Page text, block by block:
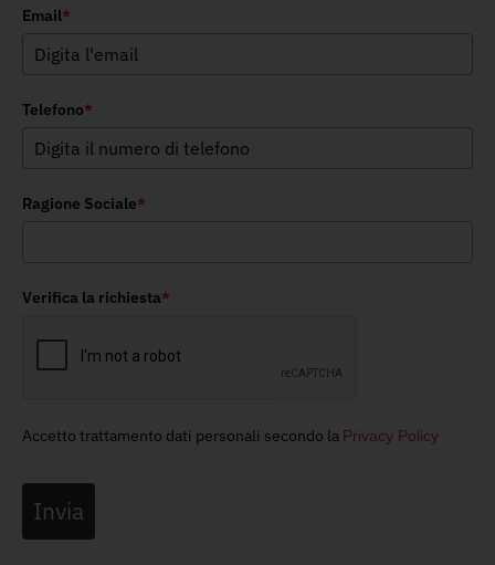
Email*
Telefono*
Ragione Sociale*
Verifica la richiesta*
Accetto trattamento dati personali secondo la Privacy Policy
Invia